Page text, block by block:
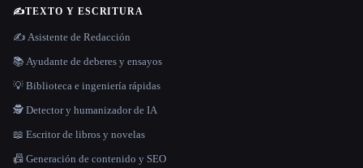
✍️TEXTO Y ESCRITURA
✍️ Asistente de Redacción
📚 Ayudante de deberes y ensayos
💡 Biblioteca e ingeniería rápidas
🕵️ Detector y humanizador de IA
📖 Escritor de libros y novelas
📠 Generación de contenido y SEO